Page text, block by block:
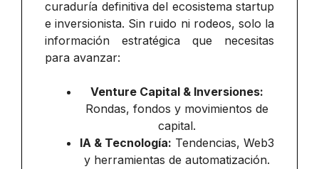
curaduría definitiva del ecosistema startup
e inversionista. Sin ruido ni rodeos, solo la
información estratégica que necesitas
para avanzar:
Venture Capital & Inversiones:
Rondas, fondos y movimientos de
capital.
IA & Tecnología: Tendencias, Web3
y herramientas de automatización.